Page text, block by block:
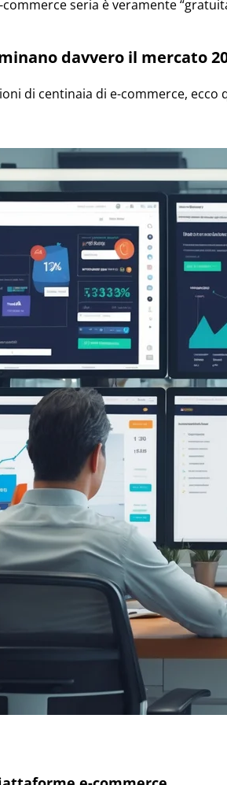
seria è veramente
davvero il mercato
di centinaia di e-commerce, ecco